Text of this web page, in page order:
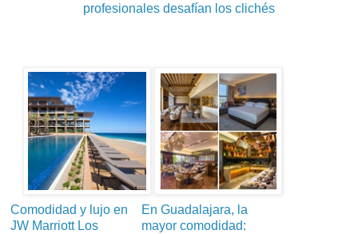
profesionales desafían los clichés
Comodidad y lujo en
JW Marriott Los
En Guadalajara, la
mayor comodidad: